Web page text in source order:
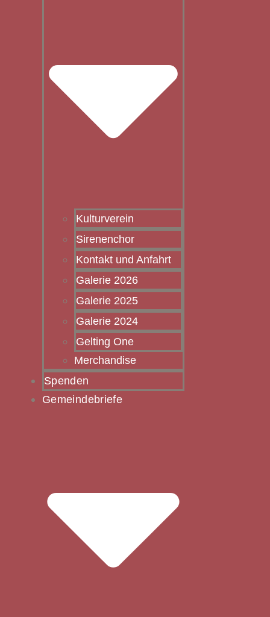
Kulturverein
Sirenenchor
Kontakt und Anfahrt
Galerie 2026
Galerie 2025
Galerie 2024
Gelting One
Merchandise
Spenden
Gemeindebriefe